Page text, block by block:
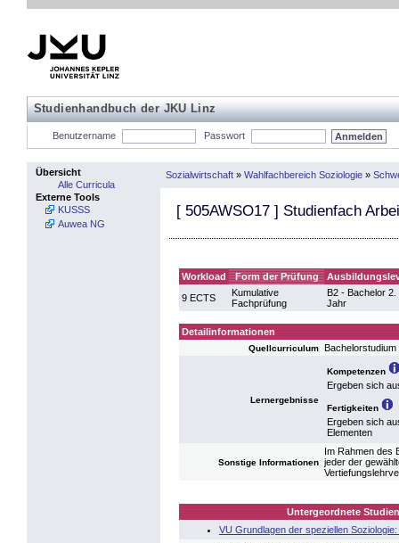
Studienhandbuch der JKU Linz
Benutzername Passwort
Übersicht
Alle Curricula
Externe Tools
KUSSS
Auwea NG
Sozialwirtschaft » Wahlfachbereich Soziologie »
[ 505AWSO17 ] Studienfach
Workload Form der Prüfung
9 ECTS
Kumulative
Fachprüfung
B2 - Bachelor 2.
Jahr
Detailinformationen
Quellcurriculum Bachelorstudium
Lernergebnisse
Kompetenzen
Ergeben sich
Fertigkeiten
Ergeben sich
Elementen
Sonstige Informationen
Im Rahmen des
jeder der
Untergeordnete
VU Grundlagen der speziellen